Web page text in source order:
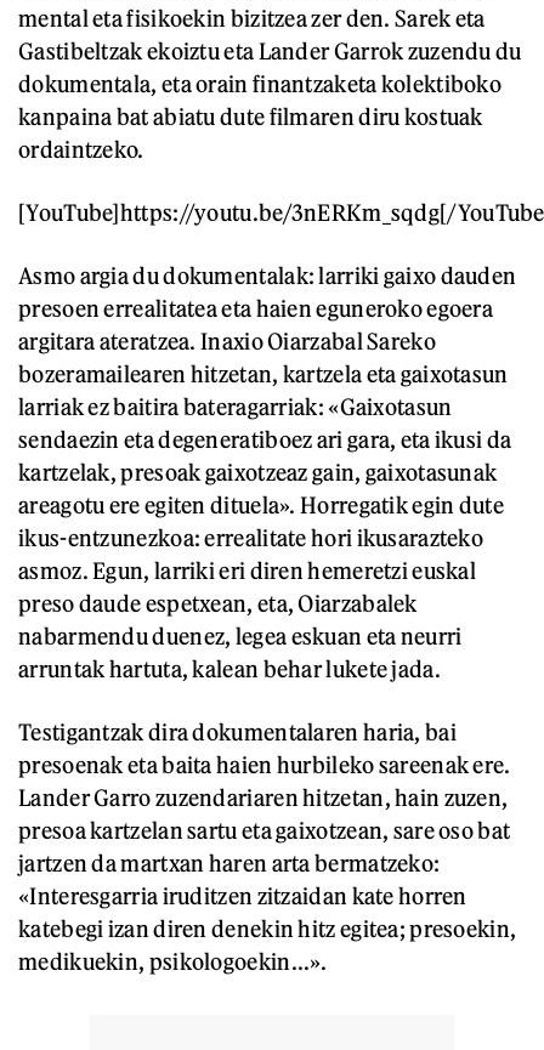
mental eta fisikoekin bizitzea zer den. Sarek eta
Gastibeltzak ekoiztu eta Lander Garrok zuzendu du
dokumentala, eta orain finantzaketa kolektiboko
kanpaina bat abiatu dute filmaren diru kostuak
ordaintzeko.
[YouTube]https://youtu.be/3nERKm_sqdg[/
Asmo argia du dokumentalak: larriki gaixo dauden
presoen errealitatea eta haien eguneroko egoera
argitara ateratzea. Inaxio Oiarzabal Sareko
bozeramailearen hitzetan, kartzela eta gaixotasun
larriak ez baitira bateragarriak: «Gaixotasun
sendaezin eta degeneratiboez ari gara, eta ikusi da
kartzelak, presoak gaixotzeaz gain, gaixotasunak
areagotu ere egiten dituela». Horregatik egin dute
ikus-entzunezkoa: errealitate hori ikusarazteko
asmoz. Egun, larriki eri diren hemeretzi euskal
preso daude espetxean, eta, Oiarzabalek
nabarmendu duenez, legea eskuan eta neurri
arruntak hartuta, kalean behar lukete jada.
Testigantzak dira dokumentalaren haria, bai
presoenak eta baita haien hurbileko sareenak ere.
Lander Garro zuzendariaren hitzetan, hain zuzen,
presoa kartzelan sartu eta gaixotzean, sare oso bat
jartzen da martxan haren arta bermatzeko:
«Interesgarria iruditzen zitzaidan kate horren
katebegi izan diren denekin hitz egitea; presoekin,
medikuekin, psikologoekin...».